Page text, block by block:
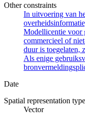
Other constraints
In uitvoering van
Modellicentie voor
commercieel of
duur is toegelaten,
Als enige
Date
Spatial representation type
Vector